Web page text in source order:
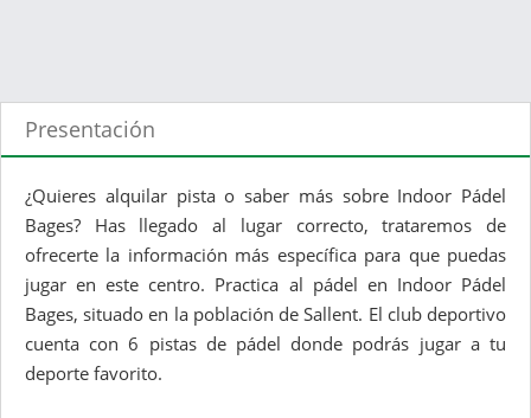
Presentación
¿Quieres alquilar pista o saber más sobre Indoor Pádel
Bages? Has llegado al lugar correcto, trataremos de
ofrecerte la información más específica para que puedas
jugar en este centro. Practica al pádel en Indoor Pádel
Bages, situado en la población de Sallent. El club deportivo
cuenta con 6 pistas de pádel donde podrás jugar a tu
deporte favorito.